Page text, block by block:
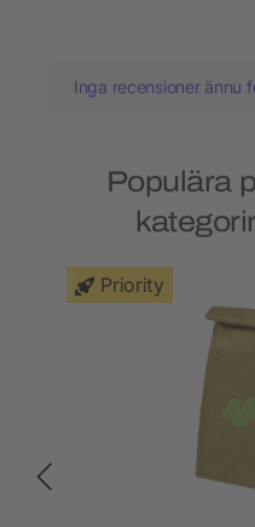
Inga recensioner ännu
Populära
Priority